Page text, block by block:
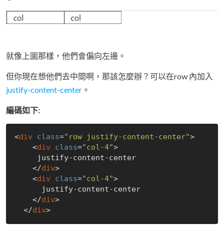
就像上圖那樣，他們會偏向左邊。
但你現在想他們去中間啊，那該怎麼辦？可以在row 內加入
justify-content-center 。
編碼如下:
<div class="row justify-content-center">
    <
div class="col-4">
    </
div>
    <
div class="col-4">
    </
div>
  </
div >